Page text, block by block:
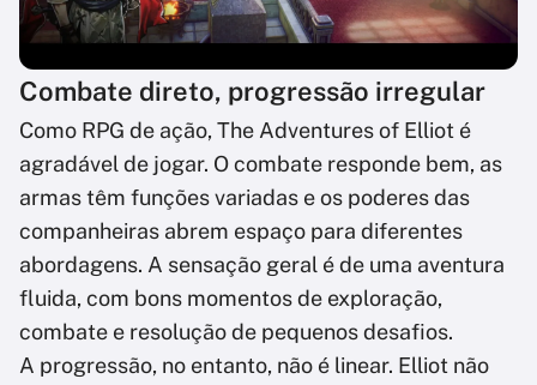
Combate direto, progressão irregular
Como RPG de ação, The Adventures of Elliot é
agradável de jogar. O combate responde bem, as
armas têm funções variadas e os poderes das
companheiras abrem espaço para diferentes
abordagens. A sensação geral é de uma aventura
fluida, com bons momentos de exploração,
combate e resolução de pequenos desafios.
A progressão, no entanto, não é linear. Elliot não